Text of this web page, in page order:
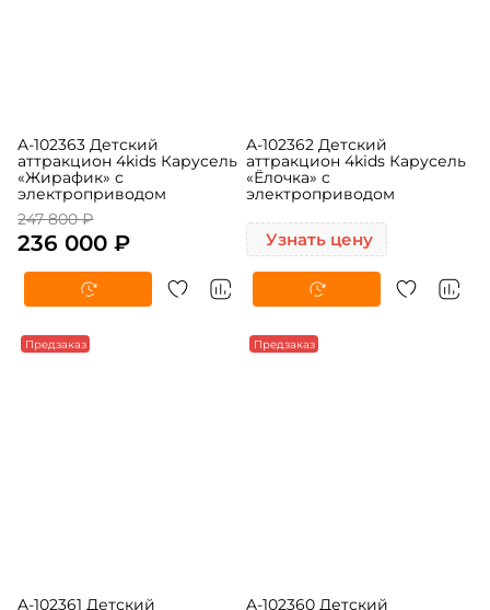
A-102363 Детский
аттракцион 4kids Карусель
«Жирафик» c
электроприводом
247 800 ₽
236 000 ₽
A-102362 Детский
аттракцион 4kids Карусель
электроприводом
Узнать цену